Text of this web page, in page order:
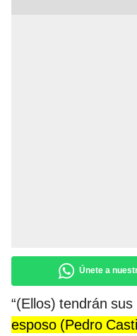
Únete a
“(Ellos) tendrán
esposo (Pedro